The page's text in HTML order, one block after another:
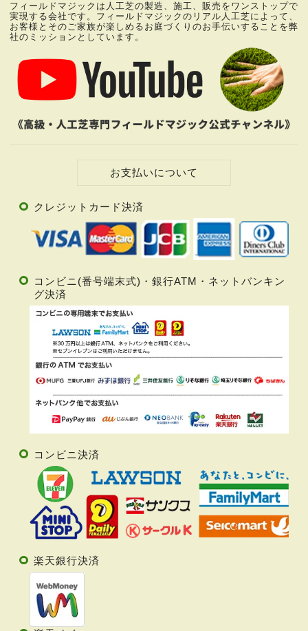
フィールドマジックは人工芝の製造、 施工、販売をワンストップで
実現する会社です。 フィールドマジックのリアル人工芝によって、
お客様とそのご家族が楽しめるお庭づくりのお手伝いすることを弊
社のミッションとしています。
お支払いについて
クレジットカード決済
コンビニ(番号端末式)・銀行ATM・ネットバンキン
グ決済
コンビニ決済
楽天銀行決済